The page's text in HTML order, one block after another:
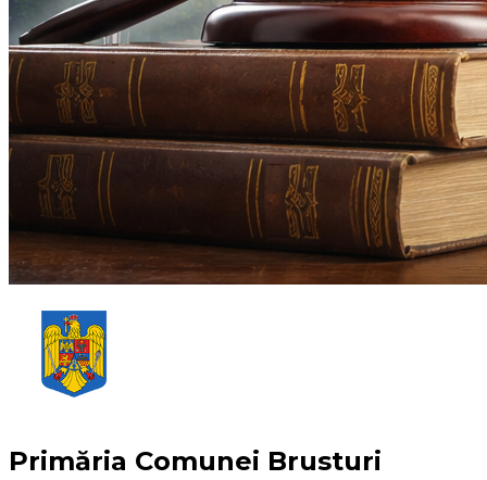
Primăria Comunei Brusturi